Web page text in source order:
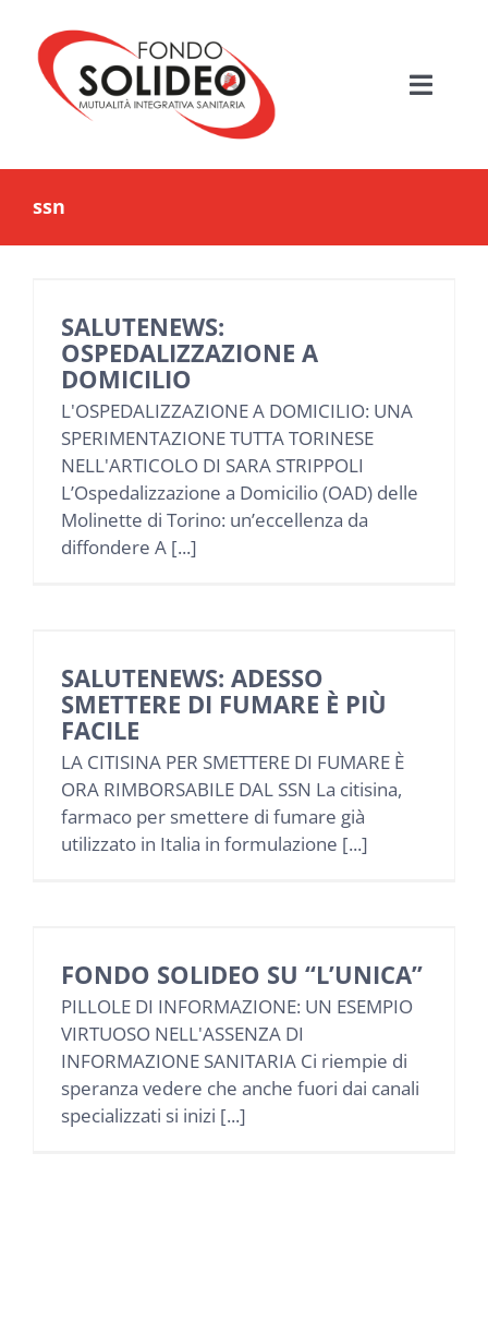
contenuto
Toggle
HOME
BENEFICIARI
PIANI ASSISTENZIALI
NEWS
AREA RISERVATA BENEFICIARI
AREA RISERVATA AZIENDE
ssn
SALUTENEWS:
OSPEDALIZZAZIONE A
DOMICILIO
L'OSPEDALIZZAZIONE A DOMICILIO: UNA
SPERIMENTAZIONE TUTTA TORINESE
NELL'ARTICOLO DI SARA STRIPPOLI
L’Ospedalizzazione a Domicilio (OAD) delle
Molinette di Torino: un’eccellenza da
diffondere A [...]
SALUTENEWS: ADESSO
SMETTERE DI FUMARE È PIÙ
FACILE
LA CITISINA PER SMETTERE DI FUMARE È
ORA RIMBORSABILE DAL SSN La citisina,
farmaco per smettere di fumare già
utilizzato in Italia in formulazione [...]
FONDO SOLIDEO SU “L’UNICA”
PILLOLE DI INFORMAZIONE: UN ESEMPIO
VIRTUOSO NELL'ASSENZA DI
INFORMAZIONE SANITARIA Ci riempie di
speranza vedere che anche fuori dai canali
specializzati si inizi [...]